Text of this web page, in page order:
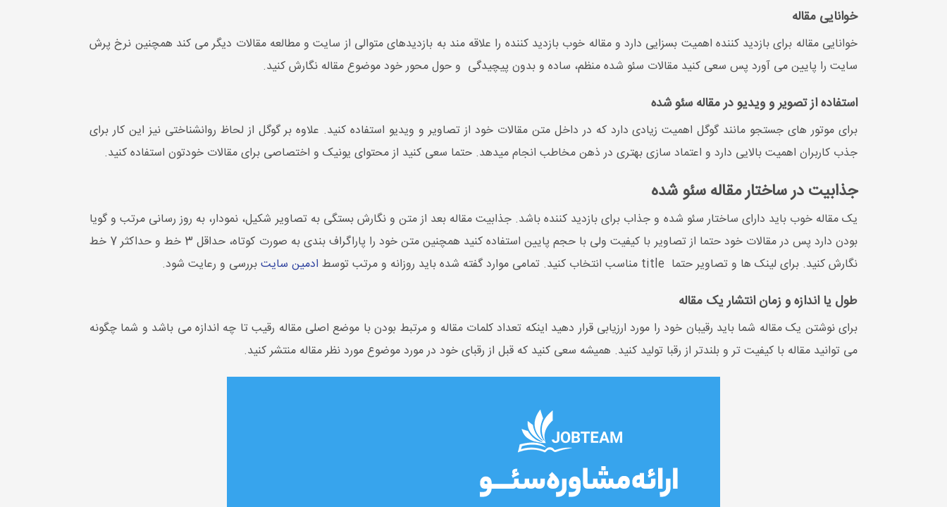
خوانایی مقاله
خوانایی مقاله برای بازدید کننده اهمیت بسزایی دارد و مقاله خوب بازدید کننده را علاقه مند به بازدیدهای متوالی از سایت و مطالعه مقالات دیگر می کند همچنین نرخ پرش
سایت را پایین می آورد پس سعی کنید مقالات سئو شده منظم، ساده و بدون پیچیدگی و حول محور خود موضوع مقاله نگارش کنید.
استفاده از تصویر و ویدیو در مقاله سئو شده
برای موتور های جستجو مانند گوگل اهمیت زیادی دارد که در داخل متن مقالات خود از تصاویر و ویدیو استفاده کنید. علاوه بر گوگل از لحاظ روانشناختی نیز این کار برای
جذب کاربران اهمیت بالایی دارد و اعتماد سازی بهتری در ذهن مخاطب انجام میدهد. حتما سعی کنید از محتوای یونیک و اختصاصی برای مقالات خودتون استفاده کنید.
جذابیت در ساختار مقاله سئو شده
یک مقاله خوب باید دارای ساختار سئو شده و جذاب برای بازدید کننده باشد. جذابیت مقاله بعد از متن و نگارش بستگی به تصاویر شکیل، نمودار، به روز رسانی مرتب و گویا
بودن دارد پس در مقالات خود حتما از تصاویر با کیفیت ولی با حجم پایین استفاده کنید همچنین متن خود را پاراگراف بندی به صورت کوتاه، حداقل 3 خط و حداکثر 7 خط
نگارش کنید. برای لینک ها و تصاویر حتما title مناسب انتخاب کنید. تمامی موارد گفته شده باید روزانه و مرتب توسط
ادمین سایتبررسی و رعایت شود.
طول یا اندازه و زمان انتشار یک مقاله
برای نوشتن یک مقاله شما باید رقیبان خود را مورد ارزیابی قرار دهید اینکه تعداد کلمات مقاله و مرتبط بودن با موضع اصلی مقاله رقیب تا چه اندازه می باشد و شما چگونه
می توانید مقاله با کیفیت تر و بلندتر از رقبا تولید کنید. همیشه سعی کنید که قبل از رقبای خود در مورد موضوع مورد نظر مقاله منتشر کنید.